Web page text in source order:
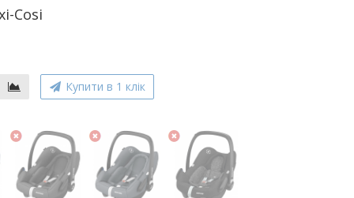
Cosi
Купити в 1 клік